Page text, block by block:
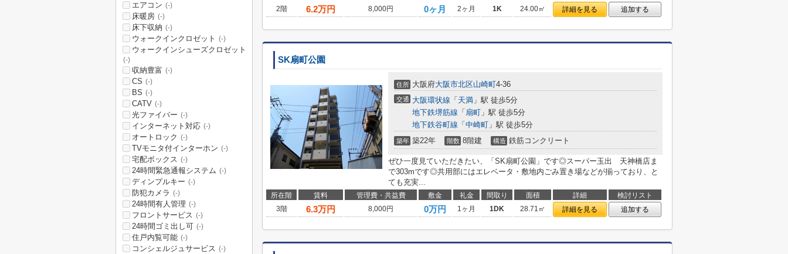
2階
6.2万円 8,000円 0ヶ月 2ヶ月 1K 24.00㎡ 詳細を見る 追加する
SK扇町公園
住所 大阪府大阪市北区山崎町4-36
交通 大阪環状線 「 天満 」駅 徒歩5分
地下鉄堺筋線 「 扇町 」駅 徒歩5分
地下鉄谷町線 「 中崎町 」駅 徒歩5分
築年 築22年 階数 8階建 構造 鉄筋コンクリート
ぜひ一度見ていただきたい、「SK扇町公園」です◎スーパー玉出 天神橋店ま
で303mです◎共用部にはエレベータ・敷地内ごみ置き場などが揃っており、と
ても充実...
所在階 賃料 管理費・共益費 敷金 礼金 間取り 面積 詳細
検討リスト
3階
6.3万円 8,000円 0万円 1ヶ月 1DK 28.71㎡ 詳細を見る 追加する
エアコン (-)
床暖房 (-)
床下収納 (-)
ウォークインクロゼット (-)
ウォークインシューズクロゼット
(-)
収納豊富 (-)
CS (-)
BS (-)
CATV (-)
光ファイバー (-)
インターネット対応 (-)
オートロック (-)
TVモニタ付インターホン (-)
宅配ボックス (-)
24時間緊急通報システム (-)
ディンプルキー (-)
防犯カメラ (-)
24時間有人管理 (-)
フロントサービス (-)
24時間ゴミ出し可 (-)
住戸内覧可能 (-)
コンシェルジュサービス (-)